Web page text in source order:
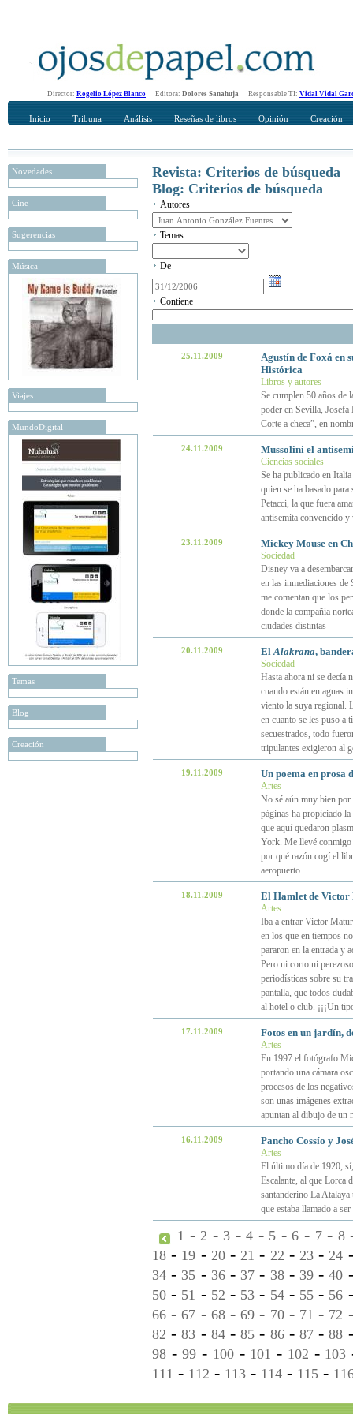
Director: Rogelio López Blanco Editora: Dolores Sanahuja Responsable TI: Vidal Vidal
Inicio Tribuna Análisis Reseñas de libros Opinión Creación
Novedades
Cine
Sugerencias
Música
Viajes
MundoDigital
Temas
Blog
Creación
Revista: Criterios de búsqueda
Blog: Criterios de búsqueda
Autores
Temas
De
Contiene
25.11.2009
Agustín de Foxá en
Histórica
Libros y autores
Se cumplen 50 años de
poder en Sevilla, Josefa
Corte a checa”, en
24.11.2009 Mussolini el
Ciencias sociales
Se ha publicado en
quien se ha basado
Petacci, la que fuera
antisemita convencido y
23.11.2009 Mickey Mouse en
Sociedad
Disney va a
en las inmediaciones de
me comentan que los
donde la compañía
ciudades distintas
20.11.2009 ElAlakrana,
Sociedad
Hasta ahora ni se decía
cuando están en aguas
viento la suya regional.
en cuanto se les puso a
secuestrados, todo
tripulantes exigieron al
19.11.2009 Un poema en prosa
Artes
No sé aún muy bien por
páginas ha propiciado
que aquí quedaron
York. Me llevé conmigo
por qué razón cogí el
aeropuerto
18.11.2009 El Hamlet de Victor
Artes
Iba a entrar Victor
en los que en tiempos
pararon en la entrada y
Pero ni corto ni
periodísticas sobre su
pantalla, que todos
al hotel o club. ¡¡¡Un
17.11.2009 Fotos en un jardín,
Artes
En 1997 el fotógrafo
portando una cámara
procesos de los
son unas imágenes
apuntan al dibujo de un
16.11.2009 Pancho Cossío y
Artes
El último día de 1920,
Escalante, al que Lorca
santanderino La
que estaba llamado a
1 -2 - 3 -4 - 5 -6 - 7- 8
18 - 19 - 20-21 - 22 - 23-24
34 - 35 - 36- 37 - 38- 39-40
50 - 51 - 52 - 53 - 54- 55- 56
66 -67 - 68-69 - 70- 71 - 72
82 -83 - 84-85 - 86- 87-88
98 -99 - 100- 101 - 102 - 103
111 - 112 - 113 - 114 - 115 -